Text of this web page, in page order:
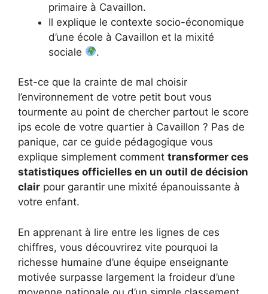
primaire à Cavaillon.
Il explique le contexte socio-économique
d’une école à Cavaillon et la mixité
sociale
.
Est-ce que la crainte de mal choisir
l’environnement de votre petit bout vous
tourmente au point de chercher partout le score
ips ecole de votre quartier à Cavaillon ? Pas de
panique, car ce guide pédagogique vous
explique simplement comment transformer ces
statistiques officielles en un outil de décision
clair pour garantir une mixité épanouissante à
votre enfant.
En apprenant à lire entre les lignes de ces
chiffres, vous découvrirez vite pourquoi la
richesse humaine d’une équipe enseignante
motivée surpasse largement la froideur d’une